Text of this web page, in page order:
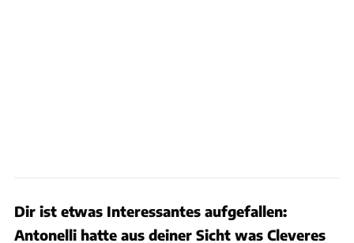
Dir ist etwas Interessantes aufgefallen:
Antonelli hatte aus deiner Sicht was Cleveres